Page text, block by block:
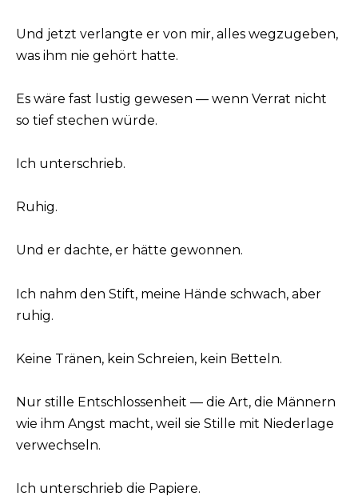
Und jetzt verlangte er von mir, alles wegzugeben,
was ihm nie gehört hatte.
Es wäre fast lustig gewesen — wenn Verrat nicht
so tief stechen würde.
Ich unterschrieb.
Ruhig.
Und er dachte, er hätte gewonnen.
Ich nahm den Stift, meine Hände schwach, aber
ruhig.
Keine Tränen, kein Schreien, kein Betteln.
Nur stille Entschlossenheit — die Art, die Männern
wie ihm Angst macht, weil sie Stille mit Niederlage
verwechseln.
Ich unterschrieb die Papiere.